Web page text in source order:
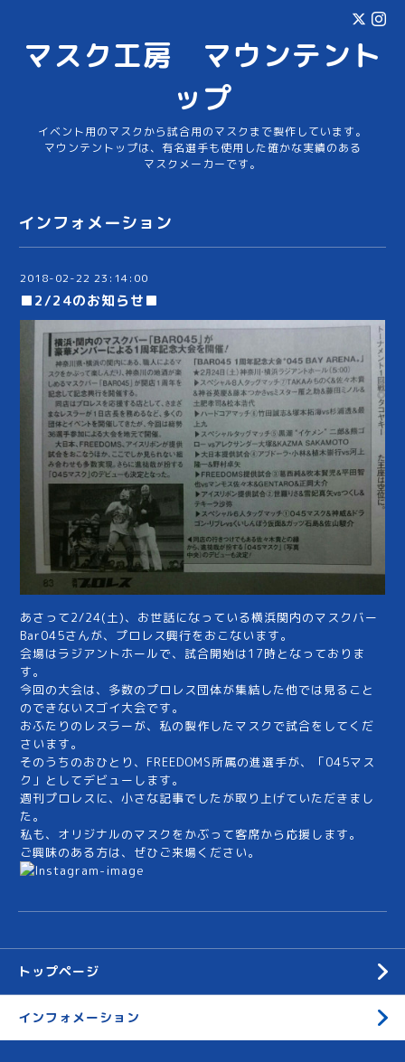
マスク工房 マウンテント
ップ
イベント用のマスクから試合用のマスクまで製作しています。
マウンテントップは、有名選手も使用した確かな実績のある
マスクメーカーです。
インフォメーション
2018-02-22 23:14:00
■2/24のお知らせ■
あさって2/24(土)、お世話になっている横浜関内のマスクバー
Bar045さんが、プロレス興行をおこないます。
会場はラジアントホールで、試合開始は17時となっておりま
す。
今回の大会は、多数のプロレス団体が集結した他では見ること
のできないスゴイ大会です。
おふたりのレスラーが、私の製作したマスクで試合をしてくだ
さいます。
そのうちのおひとり、FREEDOMS所属の進選手が、「045マス
ク」としてデビューします。
週刊プロレスに、小さな記事でしたが取り上げていただきまし
た。
私も、オリジナルのマスクをかぶって客席から応援します。
ご興味のある方は、ぜひご来場ください。
トップページ
インフォメーション